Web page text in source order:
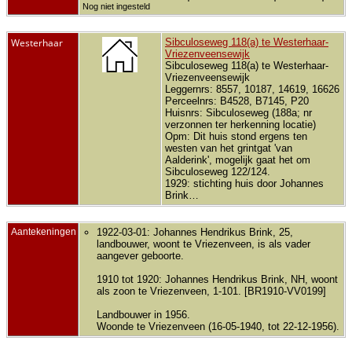
Nog niet ingesteld
Westerhaar
Sibculoseweg 118(a) te Westerhaar-
Vriezenveensewijk
Sibculoseweg 118(a) te Westerhaar-
Vriezenveensewijk
Leggernrs: 8557, 10187, 14619, 16626
Perceelnrs: B4528, B7145, P20
Huisnrs: Sibculoseweg (188a; nr
verzonnen ter herkenning locatie)
Opm: Dit huis stond ergens ten
westen van het grintgat 'van
Aalderink', mogelijk gaat het om
Sibculoseweg 122/124.
1929: stichting huis door Johannes
Brink…
Aantekeningen
1922-03-01: Johannes Hendrikus Brink, 25,
landbouwer, woont te Vriezenveen, is als vader
aangever geboorte.
1910 tot 1920: Johannes Hendrikus Brink, NH, woont
als zoon te Vriezenveen, 1-101. [BR1910-VV0199]
Landbouwer in 1956.
Woonde te Vriezenveen (16-05-1940, tot 22-12-1956).